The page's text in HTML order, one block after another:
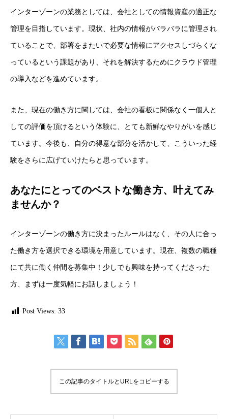
インターゾーンの業務としては、会社としての情報資産の適正な
管理を目指しています。現状、社内の情報がバラバラに管理され
ていることで、部署をまたいで必要な情報にアクセスしづらくな
っているという課題があり、それを解決するためにクラウド管理
の導入などを進めています。
また、現在の働き方に関しては、会社の看板に関係なく一個人と
しての評価を頂けるという体験に、とても新鮮なやりがいを感じ
ています。今後も、自分の得意な部分を活かして、こういった経
験をさらに広げていけたらと思っています。
あなたにとってのベストな働き方、叶えてみ
ませんか？
インターゾーンの働き方に決まったルールはなく、その人に合っ
た働き方を選択できる環境を用意しています。現在、複数の職種
にて共に働く仲間を募集中！少しでも興味を持ってくださった
方、まずは一度気軽にお話しましょう！
Post Views: 33
この記事のタイトルとURLをコピーする